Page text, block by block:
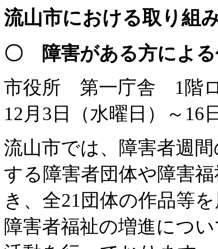
流山市における取り組
〇 障害がある方による
市役所 第一庁舎 1階ロ
12月3日（水曜日）～16
流山市では、障害者週
する障害者団体や障害
き、全21団体の作品等
障害者福祉の増進につ